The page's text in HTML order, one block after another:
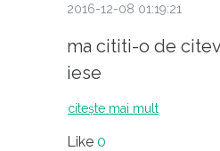
2016-12-08 01:19:21
ma cititi-o de
iese
citește mai mult
Like 0